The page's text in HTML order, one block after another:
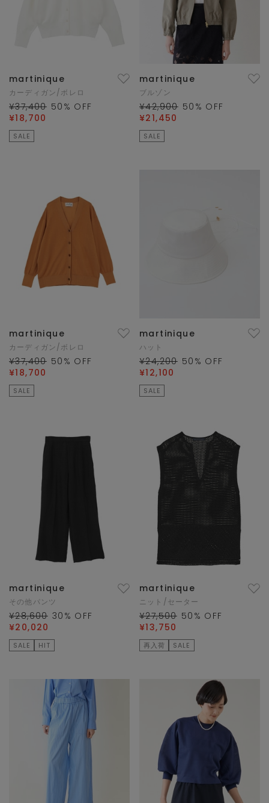
martinique
カーディガン/ボレロ
¥37,400 50 % OFF
¥18,700
SALE
martinique
ブルゾン
¥42,900 50 % OFF
¥21,450
SALE
martinique
カーディガン/ボレロ
¥37,400 50 % OFF
¥18,700
SALE
martinique
ハット
¥24,200 50 % OFF
¥12,100
SALE
martinique
その他パンツ
¥28,600 30 % OFF
¥20,020
SALE HIT
martinique
ニット/セーター
¥27,500 50 % OFF
¥13,750
再入荷 SALE